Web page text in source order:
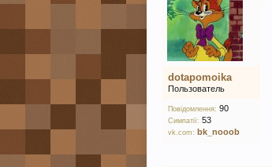
dotapomoika
Пользователь
Повідомлення: 90
Симпатії: 53
vk.com: bk_nooob